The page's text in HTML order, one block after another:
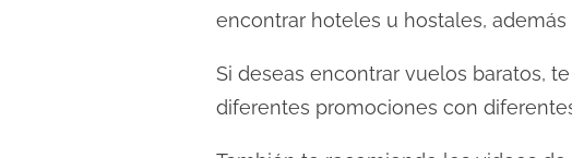
encontrar hoteles u hostales,
Si deseas encontrar vuelos baratos,
diferentes promociones con